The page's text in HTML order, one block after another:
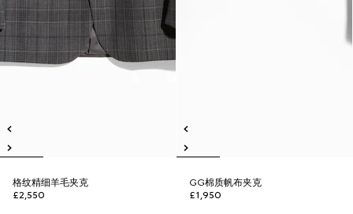
格纹精细羊毛夹克
£2,550
GG棉质帆布夹克
£1,950